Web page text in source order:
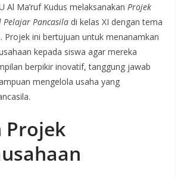
Al Ma’ruf Kudus melaksanakan Projek
Pelajar Pancasila di kelas XI dengan tema
. Projek ini bertujuan untuk menanamkan
kepada siswa agar mereka
berpikir inovatif, tanggung jawab
mengelola usaha yang
Projek